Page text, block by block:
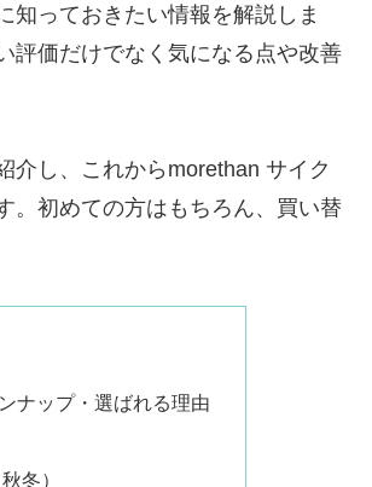
知っておきたい情報を解説しま
評価だけでなく気になる点や改善
介し、これからmorethan サイク
。初めての方はもちろん、買い替
ナップ・選ばれる理由
冬）